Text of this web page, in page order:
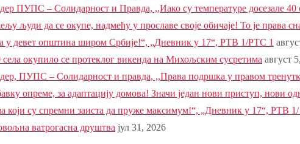
– Солидарност и Правда, ,,Иако су температуре досезале 40
људи да се окупе, надмећу у прославе своје обичаје! То је права
у девет општина широм Србије!“, „Дневник у 17“, РТВ 1/РТС 1
окупило се протеклог викенда на Михољским сусретима август
– Солидарност и правда, ,,Права подршка у правом
опреме, за адаптацију домова! Значи један нови приступ, нови
који су спремни заиста да пруже максимум!“, „Дневник у 17“, РТВ
ватрогасна друштва јул 31, 2026